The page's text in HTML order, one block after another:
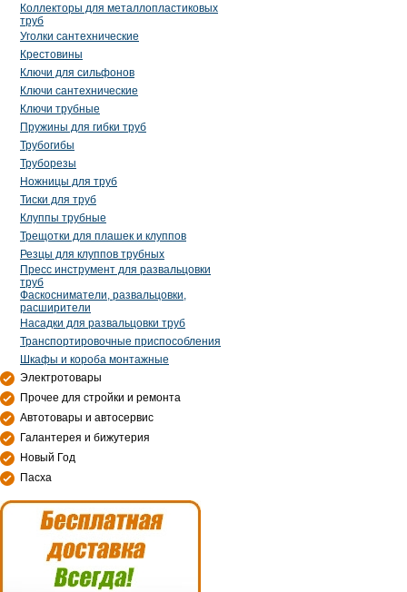
Коллекторы для металлопластиковых
труб
Уголки сантехнические
Крестовины
Ключи для сильфонов
Ключи сантехнические
Ключи трубные
Пружины для гибки труб
Трубогибы
Труборезы
Ножницы для труб
Тиски для труб
Клуппы трубные
Трещотки для плашек и клуппов
Резцы для клуппов трубных
Пресс инструмент для развальцовки
труб
Фаскосниматели, развальцовки,
расширители
Насадки для развальцовки труб
Транспортировочные приспособления
Шкафы и короба монтажные
Электротовары
Прочее для стройки и ремонта
Автотовары и автосервис
Галантерея и бижутерия
Новый Год
Пасха